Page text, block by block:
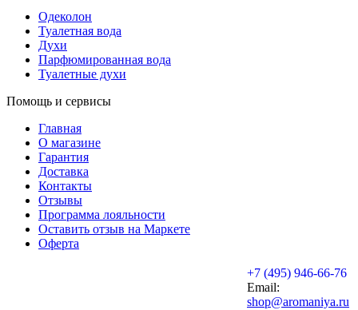
Одеколон
Туалетная вода
Духи
Парфюмированная вода
Туалетные духи
Помощь и сервисы
Главная
О магазине
Гарантия
Доставка
Контакты
Отзывы
Программа лояльности
Оставить отзыв на Маркете
Оферта
+7 (495) 946-66-76
Email:
shop@aromaniya.ru